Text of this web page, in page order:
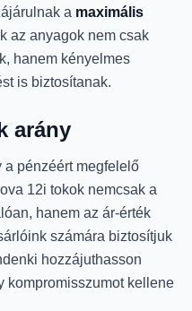
a maximális
az anyagok nem csak
hanem kényelmes
is biztosítanak.
arány
a pénzéért megfelelő
12i tokok nemcsak a
hanem az ár-érték
számára biztosítjuk
hozzájuthasson
kompromisszumot kellene